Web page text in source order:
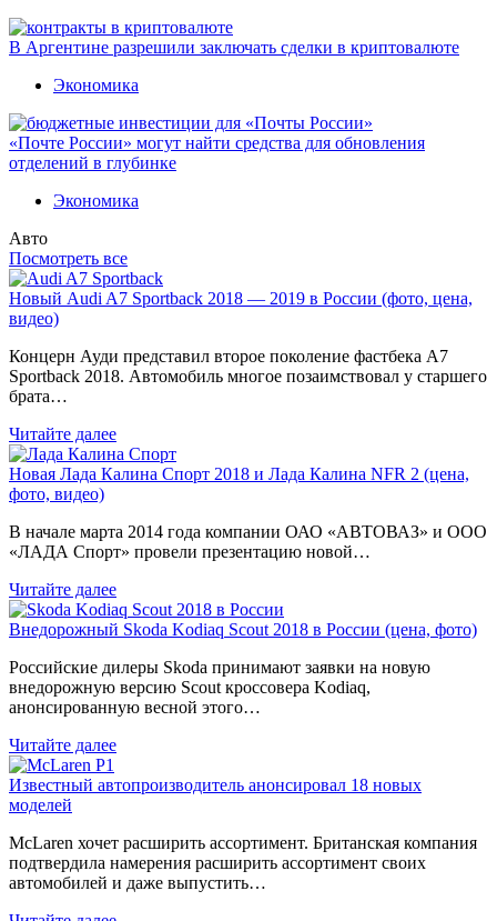
В Аргентине разрешили заключать сделки в криптовалюте
Экономика
«Почте России» могут найти средства для обновления
отделений в глубинке
Экономика
Авто
Посмотреть все
Новый Audi A7 Sportback 2018 — 2019 в России (фото, цена,
видео)
Концерн Ауди представил второе поколение фастбека A7
Sportback 2018. Автомобиль многое позаимствовал у старшего
брата…
Читайте далее
Новая Лада Калина Спорт 2018 и Лада Калина NFR 2 (цена,
фото, видео)
В начале марта 2014 года компании ОАО «АВТОВАЗ» и ООО
«ЛАДА Спорт» провели презентацию новой…
Читайте далее
Внедорожный Skoda Kodiaq Scout 2018 в России (цена, фото)
Российские дилеры Skoda принимают заявки на новую
внедорожную версию Scout кроссовера Kodiaq,
анонсированную весной этого…
Читайте далее
Известный автопроизводитель анонсировал 18 новых
моделей
McLaren хочет расширить ассортимент. Британская компания
подтвердила намерения расширить ассортимент своих
автомобилей и даже выпустить…